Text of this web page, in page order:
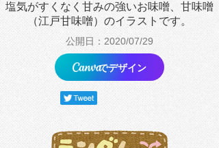
塩気がすくなく甘みの強いお味噌、甘味噌
（江戸甘味噌）のイラストです。
公開日：2020/07/29
でデザイン